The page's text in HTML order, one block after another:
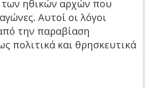
ηθικών αρχών που
Αυτοί οι λόγοι
την παραβίαση
πολιτικά και θρησκευτικά